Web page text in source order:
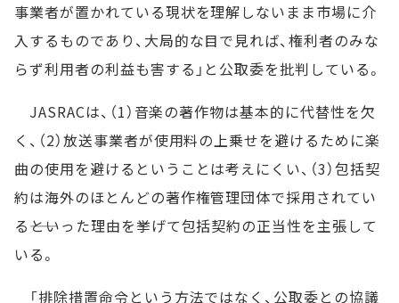
事業者が置かれている現状を理解しないまま市場に介
入するものであり、大局的な目で見れば、権利者のみな
らず利用者の利益も害する」と公取委を批判している。
JASRACは、（1）音楽の著作物は基本的に代替性を欠
く、（2）放送事業者が使用料の上乗せを避けるために楽
曲の使用を避けるということは考えにくい、（3）包括契
約は海外のほとんどの著作権管理団体で採用されてい
る――といった理由を挙げて包括契約の正当性を主張して
いる。
「排除措置命令という方法ではなく、公取委との協議